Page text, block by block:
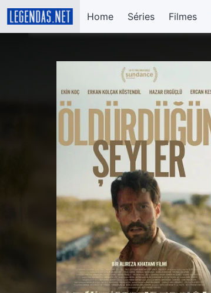
Home Séries Filmes